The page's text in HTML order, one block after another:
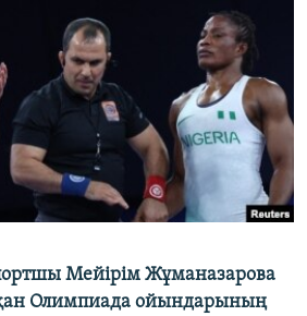
Мейірім Жұманазарова
Олимпиада ойындарының